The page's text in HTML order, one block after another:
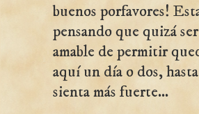
buenos porfavores!
pensando que quizá
amable de permitir
aquí un día o dos,
sienta más fuerte...